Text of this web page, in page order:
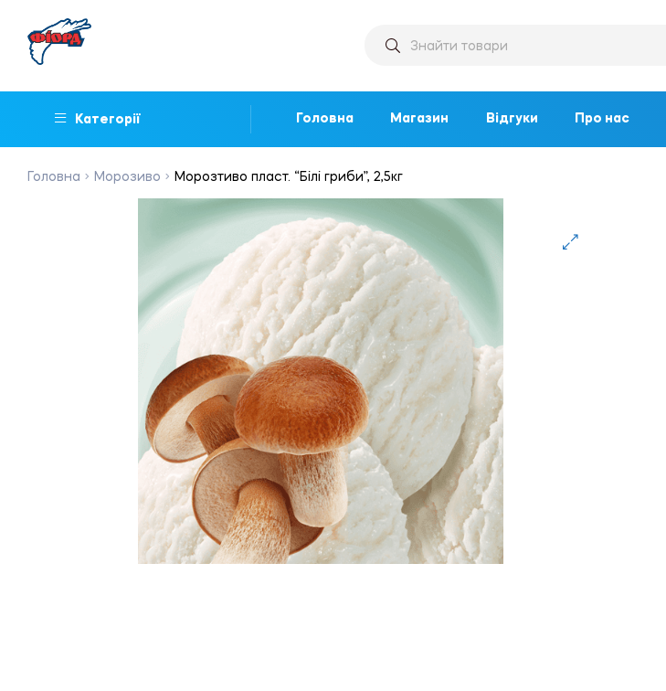
Категорії Головна Магазин Відгуки Про нас
Головна Морозиво Морозтиво пласт. “Білі гриби”, 2,5кг